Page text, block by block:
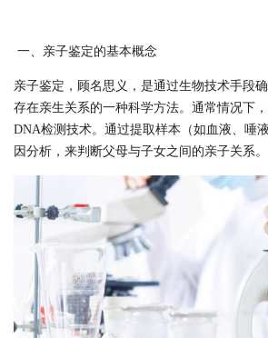
一、亲子鉴定的基本概念
亲子鉴定，顾名思义，是通过生物技术手段
存在亲生关系的一种科学方法。通常情况下
DNA检测技术。通过提取样本（如血液、唾
因分析，来判断父母与子女之间的亲子关系。